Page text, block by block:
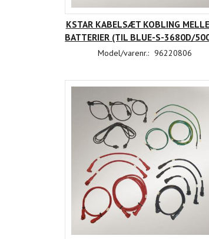
KSTAR KABELSÆT KOBLING
BATTERIER (TIL BLUE-S-3680D/
Model/varenr.: 96220806